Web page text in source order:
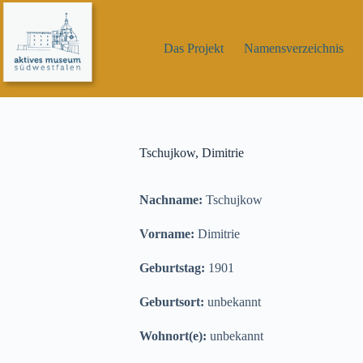
Zum
springen
Das Projekt
Namensverzeichnis
Tschujkow, Dimitrie
Nachname: Tschujkow
Vorname: Dimitrie
Geburtstag: 1901
Geburtsort: unbekannt
Wohnort(e): unbekannt